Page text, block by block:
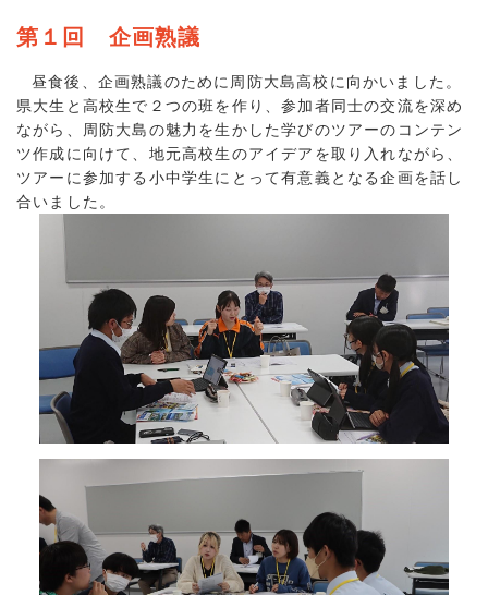
第１回 企画熟議
昼食後、企画熟議のために周防大島高校に向かいました。
県大生と高校生で２つの班を作り、参加者同士の交流を深め
ながら、周防大島の魅力を生かした学びのツアーのコンテン
ツ作成に向けて、地元高校生のアイデアを取り入れながら、
ツアーに参加する小中学生にとって有意義となる企画を話し
合いました。